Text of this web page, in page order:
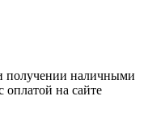
получении наличными
оплатой на сайте